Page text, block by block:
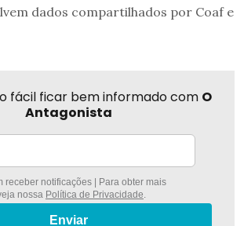
dados compartilhados por Coaf e
fácil ficar bem informado com O
Antagonista
receber notificações | Para obter mais
nossa Política de Privacidade
Enviar